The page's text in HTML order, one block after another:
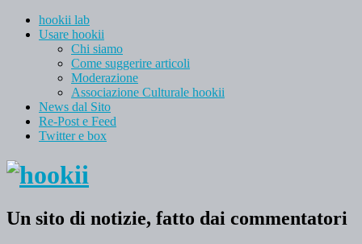
hookii lab
Usare hookii
Chi siamo
Come suggerire articoli
Moderazione
Associazione Culturale hookii
News dal Sito
Re-Post e Feed
Twitter e box
Un sito di notizie, fatto dai commentatori